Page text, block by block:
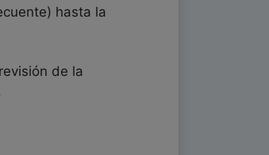
hasta la
de la